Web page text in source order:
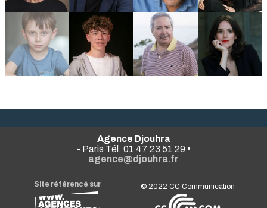
Agence Djouhra
- Paris Tél. 01 47 23 51 29 •
agence@djouhra.fr
Site référencé sur © 2022CC Communication